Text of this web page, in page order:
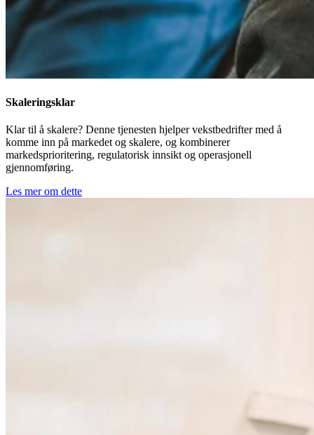
Skaleringsklar
Klar til å skalere? Denne tjenesten hjelper vekstbedrifter med å
komme inn på markedet og skalere, og kombinerer
markedsprioritering, regulatorisk innsikt og operasjonell
gjennomføring.
Les mer om dette